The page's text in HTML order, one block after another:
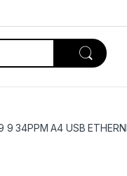
34PPM A4 USB